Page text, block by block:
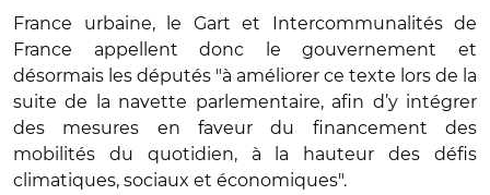
France urbaine, le Gart et Intercommunalités de
France appellent donc le gouvernement et
désormais les députés "à améliorer ce texte lors de la
suite de la navette parlementaire, afin d’y intégrer
des mesures en faveur du financement des
mobilités du quotidien, à la hauteur des défis
climatiques, sociaux et économiques".